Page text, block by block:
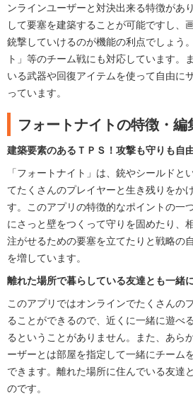
ンラインユーザーと対決出来る特徴があ
して要塞を建築することが可能ですし、
銃撃していけるのが機能の利点でしょう
ト」等のチーム戦にも対応しています。
いる武器や回復アイテムを使って自由に
っています。
フォートナイトの特徴・編
建築要素のあるＴＰＳ！攻撃も守りも自
「フォートナイト」は、銃やシールドと
てたくさんのプレイヤーと生き残りをか
す。このアプリの特徴的なポイントの一
にさっと壁をつくって守りを固めたり、
注がせるための要塞を立てたりと戦略の
を増しています。
離れた場所で暮らしている友達とも一緒
このアプリではオンラインでたくさんの
ることができるので、近くに一緒に遊べ
るということがありません。また、あら
ーザーとは部屋を指定して一緒にチーム
できます。離れた場所に住んでいる友達
のです。